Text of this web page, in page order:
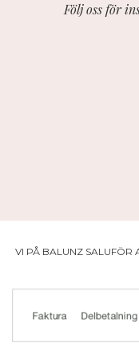
Följ oss för
VI PÅ BALUNZ SALUFÖR